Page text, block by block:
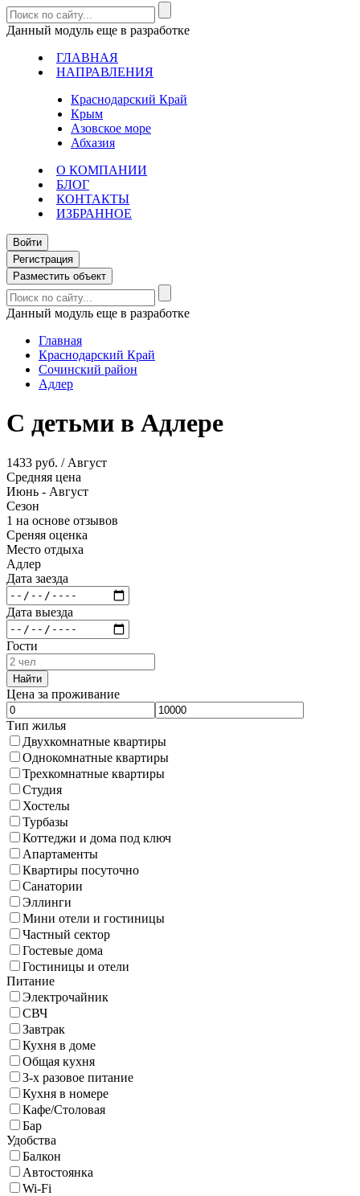
Данный модуль еще в разработке
ГЛАВНАЯ
НАПРАВЛЕНИЯ
Краснодарский Край
Крым
Азовское море
Абхазия
О КОМПАНИИ
БЛОГ
КОНТАКТЫ
ИЗБРАННОЕ
Войти
Регистрация
Разместить объект
Данный модуль еще в разработке
Главная
Краснодарский Край
Сочинский район
Адлер
С детьми в Адлере
1433 руб. / Август
Средняя цена
Июнь - Август
Сезон
1 на основе отзывов
Среняя оценка
Место отдыха
Адлер
Дата заезда
Дата выезда
Гости
Найти
Цена за проживание
Тип жилья
Двухкомнатные квартиры
Однокомнатные квартиры
Трехкомнатные квартиры
Студия
Хостелы
Турбазы
Коттеджи и дома под ключ
Апартаменты
Квартиры посуточно
Санатории
Эллинги
Мини отели и гостиницы
Частный сектор
Гостевые дома
Гостиницы и отели
Питание
Электрочайник
СВЧ
Завтрак
Кухня в доме
Общая кухня
3-х разовое питание
Кухня в номере
Кафе/Столовая
Бар
Удобства
Балкон
Автостоянка
Wi-Fi